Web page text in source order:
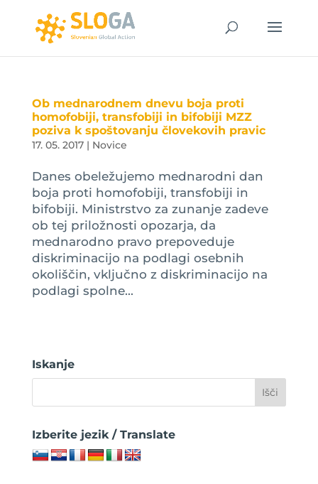
Ob mednarodnem dnevu boja proti
homofobiji, transfobiji in bifobiji MZZ
poziva k spoštovanju človekovih pravic
17. 05. 2017| Novice
Danes obeležujemo mednarodni dan
boja proti homofobiji, transfobiji in
bifobiji. Ministrstvo za zunanje zadeve
ob tej priložnosti opozarja, da
mednarodno pravo prepoveduje
diskriminacijo na podlagi osebnih
okoliščin, vključno z diskriminacijo na
podlagi spolne...
Iskanje
Izberite jezik / Translate